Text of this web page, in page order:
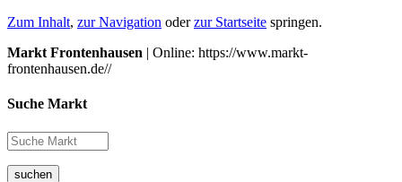
Zum Inhalt, zur Navigation oderzur Startseite springen.
Markt Frontenhausen | Online: https://www.markt-
frontenhausen.de//
Suche Markt
suchen